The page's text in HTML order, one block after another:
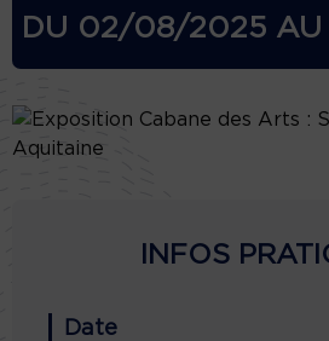
DU 02/08/2025 AU
INFOS
Date